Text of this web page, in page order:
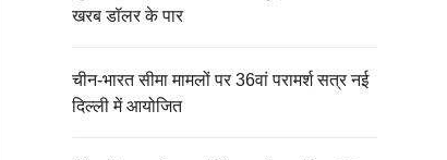
खरब डॉलर के पार
चीन-भारत सीमा मामलों पर 36वां परामर्श सत्र नई
दिल्ली में आयोजित